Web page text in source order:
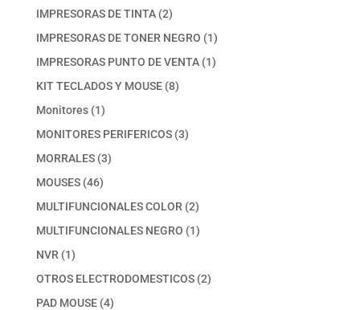
IMPRESORAS DE TINTA 22
productos
IMPRESORAS DE TONER NEGRO 11
producto
IMPRESORAS PUNTO DE VENTA 11
KIT TECLADOS Y MOUSE 88
Monitores 11
producto
MONITORES PERIFERICOS 33
MORRALES 33
MOUSES 4646
productos
MULTIFUNCIONALES COLOR 22
productos
MULTIFUNCIONALES NEGRO 11
NVR 11
producto
OTROS ELECTRODOMESTICOS 22
PAD MOUSE 44